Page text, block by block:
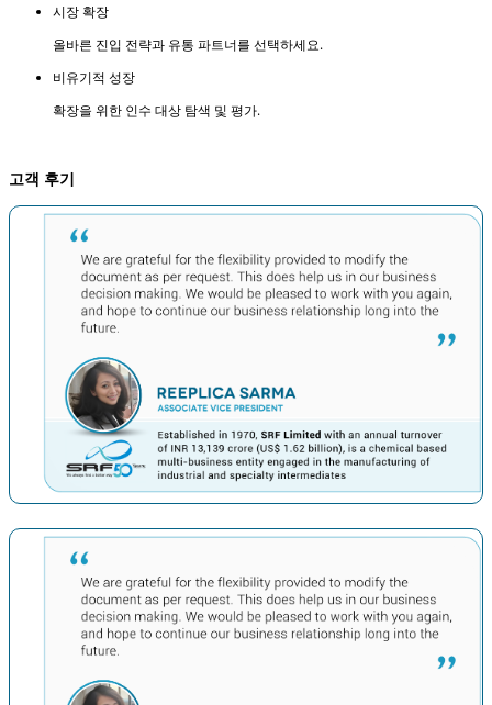
시장 확장
올바른 진입 전략과 유통 파트너를 선택하세요.
비유기적 성장
확장을 위한 인수 대상 탐색 및 평가.
고객 후기